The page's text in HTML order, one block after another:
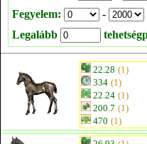
Fegyelem:
-
Legalább
22.28 (1)
334 (1)
22.24 (1)
200.7 (1)
470 (1)